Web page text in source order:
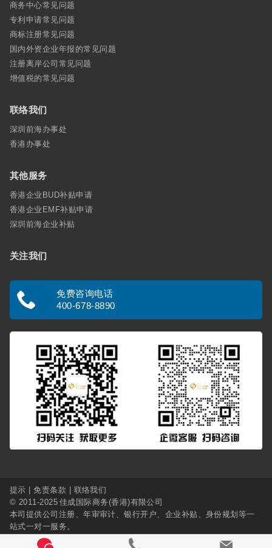
商务中心常见问题
专利申请常见问题
商标注册常见问题
国内外资企业年报的常见问题
注册离岸公司常见问题
增值税的常见问题
联络我们
深圳前海办事处
香港办事处
其他服务
香港企业BUD补贴申请
香港企业EMF补贴申请
深圳前海企业补贴
关注我们
免费咨询电话
400-678-8890
提示 |免责条款 | 联络我们
© 2011-2025 佳成国际商务(香港)有限公司
本司提供公司注册 、年审审计 、银行开户 企业补贴 、身份规划等一
站式一对一服务。